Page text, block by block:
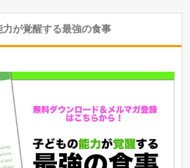
力が覚醒する最強の食事